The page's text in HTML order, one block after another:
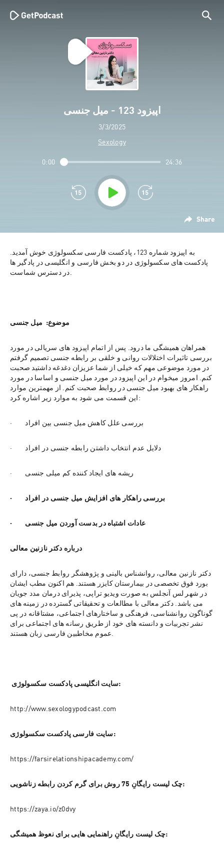
اپیزود 123 - میل جنسی
3/3/2025
Sexology
Share
0:00 24:36
به اپیزود شماره 123، پادکست فارسی سکسولوژی خوش آمدید.
پادکست های سکسولوژی در دو بخش فارسی و انگلیسی در پادگیر ها
در دسترس شماست.
موضوع:  میل جنسی
همراهان همیشگی ما درود. پس از اتمام اپیزود های سریالی در مورد
بررسی تاثیرات اختلالات روانی و خلقی بر رابطه جنسی تصمیم گرفتم
در مورد موضوعی مهم که خیلی از شما عزیزان دغدغه داشتید صحبت
کنم. امروز میخوام در این اپیزود در مورد میل جنسی و اساسا در مورد
راهکار های بهبود میل جنسی در روابط صحبت کنم. از مهمترین موارد
این قسمت می شود به موارد زیر اشاره کرد:
·        بررسی علل کاهش میل جنسی بین افراد
·        دلایل عدم انتخاب داشتن رابطه جنسی در افراد
·        ریشه های ایجاد کننده کم میلی جنسی
·        بررسی راهکار های افزایش میل جنسی در افراد
·        عادات اشتباه در بدست آوردن میل جنسی
درباره دکتر نازنین معالی
دکتر نازنین معالی، روانشناس بالینی و پژوهشگر روابط جنسی، دارای
بورد فوق تخصصی در بیمارستان کایزر هستند. هم اکنون مطب ایشان
در شهر لس آنجلس به صورت ویدیو تراپی، پذیرای درمان مدد جویان
می باشد. دکتر معالی با مطالعات و تحقیقاتی گسترده در زمینه های
گوناگون روانشناسی، فرهنگی و ساختارهای اجتماعی، مشتاقانه در پی
نشر تجربیات و دانسته های خود از طریق رسانه های اجتماعی برای
عموم مخاطبین فارسی زبان هستند.
سایت انگلیسی پادکست سکسولوژی:
http://www.sexologypodcast.com
سایت فارسی پادکست سکسولوژی:
https://farsirelationshipacademy.com/
چک لیست رایگانِ 75 روش برای گرم کردن رابطه زناشویی:
https://zaya.io/z0dvy
چک لیست رایگانِ راهنمایی هایی برای نعوظ همیشگی: